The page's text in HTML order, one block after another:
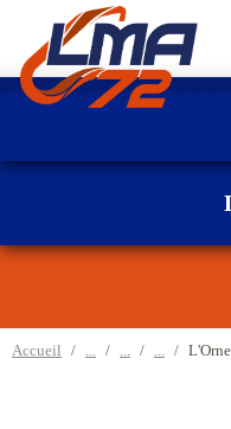
Accueil
Panneau de gestion des cookies